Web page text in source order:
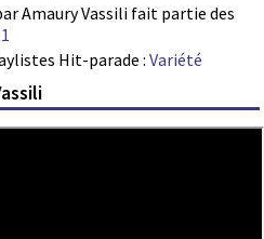
Amaury Vassili fait partie des
Hit-parade :Variété